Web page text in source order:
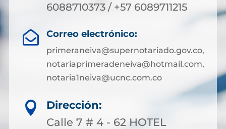
6088710373 / +57 6089711215
 Correo electrónico:
primeraneiva@supernotariado.gov.co,
notariaprimeradeneiva@hotmail.com,
notaria1neiva@ucnc.com.co

Dirección:
Calle 7 # 4 - 62 HOTEL